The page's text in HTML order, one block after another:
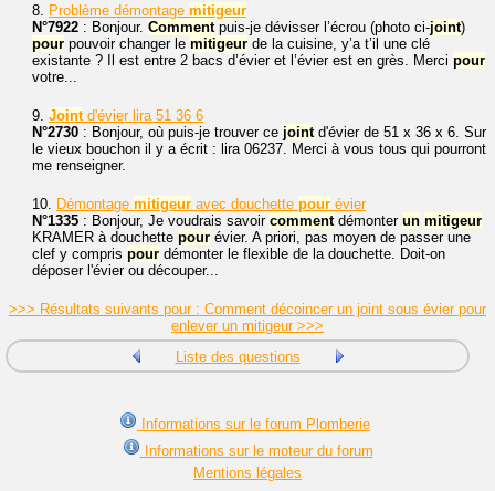
8. Problème démontage mitigeur
N°7922 : Bonjour. Comment puis-je dévisser l’écrou (photo ci-joint)
pour pouvoir changer le mitigeur de la cuisine, y’a t’il une clé
existante ? Il est entre 2 bacs d’évier et l’évier est en grès. Merci pour
votre...
9. Joint d'évier lira 51 36 6
N°2730 : Bonjour, où puis-je trouver ce joint d'évier de 51 x 36 x 6. Sur
le vieux bouchon il y a écrit : lira 06237. Merci à vous tous qui pourront
me renseigner.
10. Démontage mitigeur avec douchette pour évier
N°1335 : Bonjour, Je voudrais savoir comment démonter un mitigeur
KRAMER à douchette pour évier. A priori, pas moyen de passer une
clef y compris pour démonter le flexible de la douchette. Doit-on
déposer l'évier ou découper...
>>> Résultats suivants pour : Comment décoincer un joint sous évier pour
enlever un mitigeur >>>
Liste des questions
Informations sur le forum Plomberie
Informations sur le moteur du forum
Mentions légales